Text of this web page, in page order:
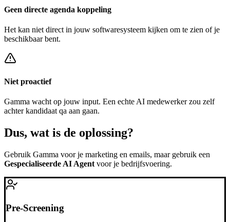
Geen directe agenda koppeling
Het kan niet direct in jouw softwaresysteem kijken om te zien of je
beschikbaar bent.
Niet proactief
Gamma wacht op jouw input. Een echte AI medewerker zou zelf
achterkandidaat qa aan gaan.
Dus, wat is de oplossing?
Gebruik Gamma voor je marketing en emails, maar gebruik een
Gespecialiseerde AI Agent voor je bedrijfsvoering.
Pre-Screening